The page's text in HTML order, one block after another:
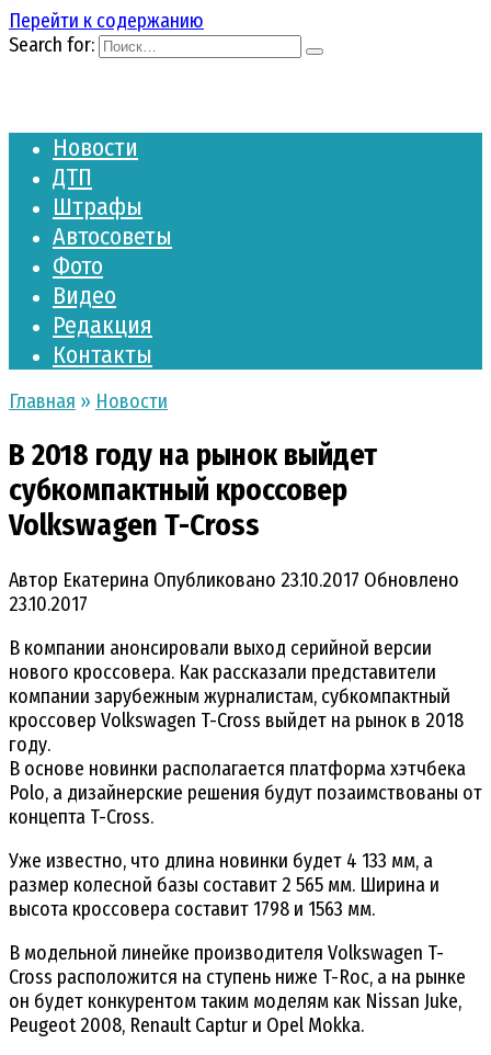
Перейти к содержанию
Search for:
Новости
ДТП
Штрафы
Автосоветы
Фото
Видео
Редакция
Контакты
Главная » Новости
В 2018 году на рынок выйдет
субкомпактный кроссовер
Volkswagen T-Cross‍
Автор Екатерина Опубликовано 23.10.2017 Обновлено
23.10.2017
В компании анонсировали выход серийной версии
нового кроссовера. Как рассказали представители
компании зарубежным журналистам, субкомпактный
кроссовер Volkswagen T-Cross выйдет на рынок в 2018
году.
В основе новинки располагается платформа хэтчбека
Polo, а дизайнерские решения будут позаимствованы от
концепта T-Cross.
Уже известно, что длина новинки будет 4 133 мм, а
размер колесной базы составит 2 565 мм. Ширина и
высота кроссовера составит 1798 и 1563 мм.
В модельной линейке производителя Volkswagen T-
Cross расположится на ступень ниже T-Roc, а на рынке
он будет конкурентом таким моделям как Nissan Juke,
Peugeot 2008, Renault Captur и Opel Mokka.